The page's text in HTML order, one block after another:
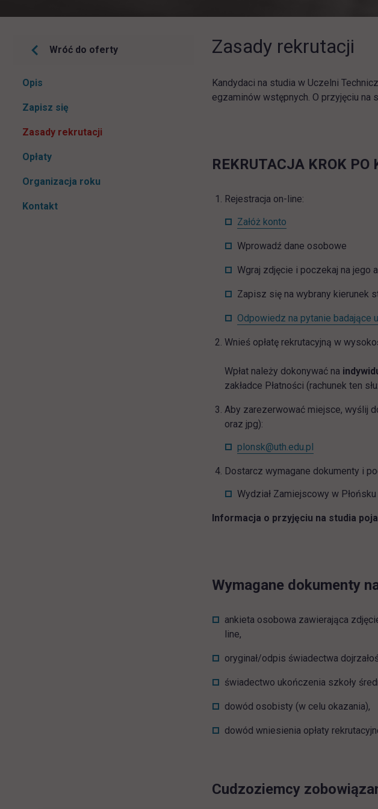
Wróć do oferty
Pomiń
Opis
Zapisz się
Zasady rekrutacji
Opłaty
Organizacja roku
Kontakt
Zasady rekrutacji
Kandydaci na studia w Uczelni
egzaminów wstępnych. O przyjęciu na
REKRUTACJA KROK PO
Rejestracja on-line:
Załóż konto
Wprowadź dane osobowe
Wgraj zdjęcie i poczekaj na jego
Zapisz się na wybrany kierunek
Odpowiedz na pytanie badające
Wnieś opłatę rekrutacyjną w
Wpłat należy dokonywać na
zakładce Płatności (rachunek ten
Aby zarezerwować miejsce, wyślij
oraz jpg):
plonsk@uth.edu.pl
Dostarcz wymagane dokumenty i
Wydział Zamiejscowy w
Informacja o przyjęciu na studia
Wymagane dokumenty
ankieta osobowa zawierająca
line,
oryginał/odpis świadectwa
świadectwo ukończenia szkoły
dowód osobisty (w celu okazania),
dowód wniesienia opłaty
Cudzoziemcy